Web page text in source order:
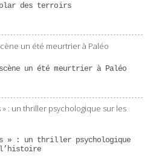
des terroirs
un été meurtrier à Paléo
» : un thriller psychologique